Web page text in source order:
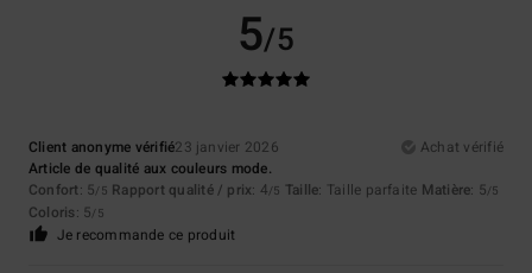
5/5
Client anonyme vérifié23 janvier 2026
Achat vérifié
Article de qualité aux couleurs mode.
Confort: 5/5 Rapport qualité / prix: 4/5 Taille: Taille parfaite Matière: 5/5
Coloris: 5/5
Je recommande ce produit